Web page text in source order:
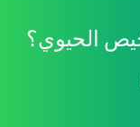
الحيوي؟